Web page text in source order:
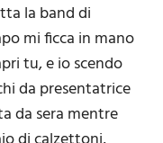
la band di
mi ficca in mano
tu, e io scendo
da presentatrice
da sera mentre